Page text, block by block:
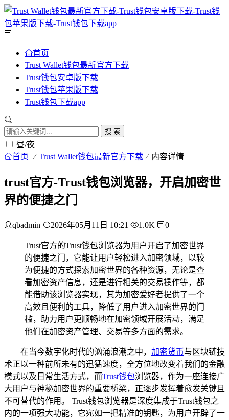
首页
Trust Wallet钱包最新官方下载
Trust钱包安卓版下载
Trust钱包苹果版下载
Trust钱包下载app
搜 索
昼/夜
首页 Trust Wallet钱包最新官方下载 内容详情
trust官方-Trust钱包浏览器，开启加密世
界的便捷之门
qbadmin 2026年05月11日 10:21 1.0K 0
Trust官方的Trust钱包浏览器为用户开启了加密世界
的便捷之门，它能让用户轻松进入加密领域，以较
为便捷的方式探索加密世界的各种资源，无论是查
看加密资产信息，还是进行相关的交易操作等，都
能借助该浏览器实现，其为加密爱好者提供了一个
高效且便利的工具，降低了用户进入加密世界的门
槛，助力用户更顺畅地在加密领域开展活动，满足
他们在加密资产管理、交易等多方面的需求。
在当今数字化时代的汹涌浪潮之中， 加密货币与区块链技
术正以一种前所未有的迅猛速度，全方位地改变着我们的金融
模式以及日常生活方式，而Trust钱包浏览器，作为一座连接广
大用户与神秘加密世界的重要桥梁，正逐步发挥着愈发关键且
不可替代的作用。 Trust钱包浏览器是深度集成于Trust钱包之
内的一项强大功能，它宛如一把精准的钥匙，为用户开辟了一